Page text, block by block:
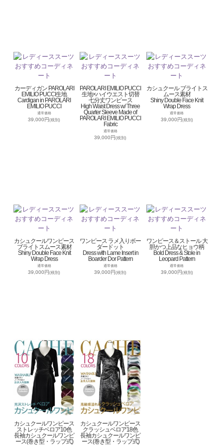
カーディガン PAROLARI
EMILIO PUCCI生地
Cardigan in PAROLARI
EMILIO PUCCI
通常価格
39,000円(税別)
PAROLARI EMILIO PUCCI
生地×ハイウエスト切替
七分丈ワンピース
High Waist Dress w/ Three
Quarter Sleeve Made of
PAROLARI EMILIO PUCCI
Fabric
通常価格
39,000円(税別)
カシュクール ブライトス
ムース素材
Shiny Double Face Knit
Wrap Dress
通常価格
39,000円(税別)
カシュクールワンピース
ブライトスムース素材
Shiny Double Face Knit
Wrap Dress
通常価格
39,000円(税別)
ワンピース ラメ入りボー
ダードット
Dress with Lame Insert in
Boarder Dor Pattern
通常価格
39,000円(税別)
ワンピース＆ストール 大
胆かつ上品なヒョウ柄
Bold Dress & Stole in
Leopard Pattern
通常価格
39,000円(税別)
カシュクールワンピース
ストレッチベロア10色
長袖カシュクールワンピ
ース(巻き型・ラップ式)
カシュクールワンピース
クラッシュベロア18色
長袖カシュクールワンピ
ース(巻き型・ラップ式)